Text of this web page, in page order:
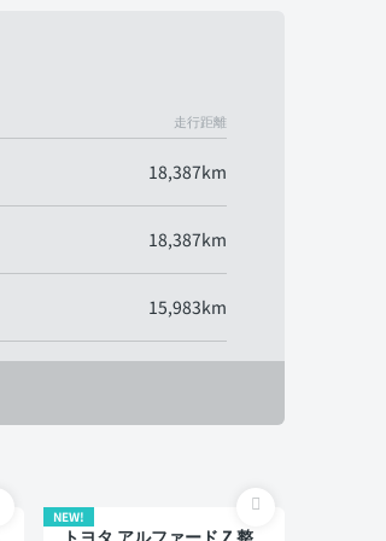
走行距離
18,387km
18,387km
15,983km
NEW!
トヨタ アルファード Z 整